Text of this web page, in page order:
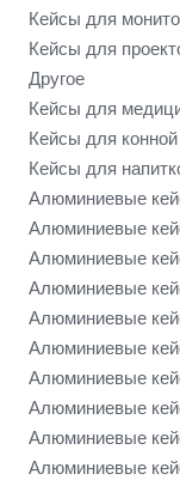
Кейсы для
Кейсы для
Другое
Кейсы для
Кейсы для
Кейсы для
Алюминиевые
Алюминиевые
Алюминиевые
Алюминиевые
Алюминиевые
Алюминиевые
Алюминиевые
Алюминиевые
Алюминиевые
Алюминиевые